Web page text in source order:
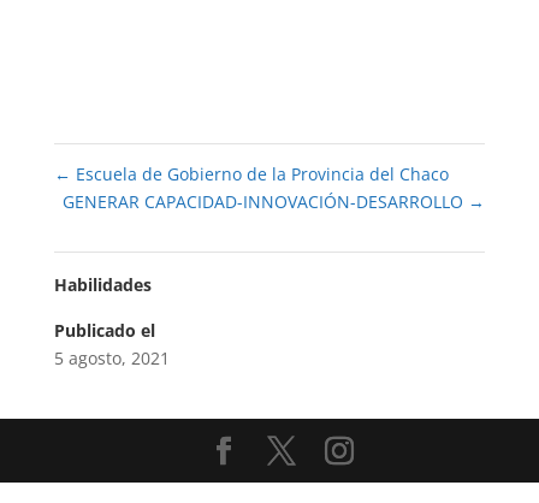
← Escuela de Gobierno de la Provincia del Chaco
GENERAR CAPACIDAD-INNOVACIÓN-DESARROLLO →
Habilidades
Publicado el
5 agosto, 2021